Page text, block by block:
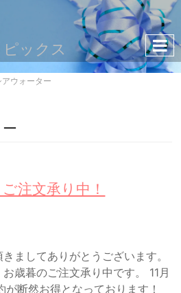
ピックス
アウォーター
注文承り中！
ましてありがとうございます。
歳暮のご注文承り中です。 11月
断然お得となっております！